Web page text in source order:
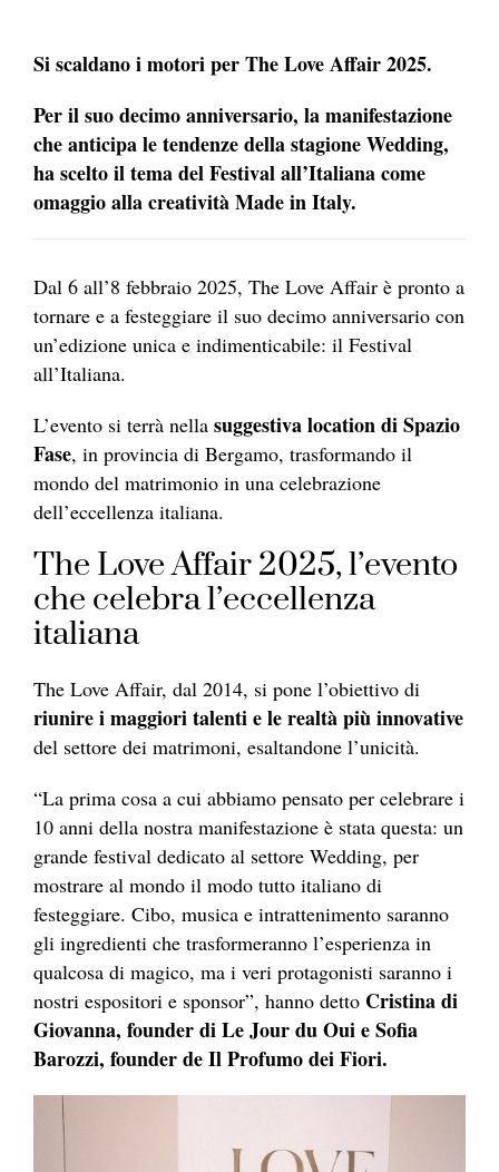
Si scaldano i motori per The Love Affair 2025.
Per il suo decimo anniversario, la manifestazione
che anticipa le tendenze della stagione Wedding,
ha scelto il tema del Festival all’Italiana come
omaggio alla creatività Made in Italy.
Dal 6 all’8 febbraio 2025, The Love Affair è pronto a
tornare e a festeggiare il suo decimo anniversario con
un’edizione unica e indimenticabile: il Festival
all’Italiana.
L’evento si terrà nella suggestiva location di Spazio
Fase, in provincia di Bergamo, trasformando il
mondo del matrimonio in una celebrazione
dell’eccellenza italiana.
The Love Affair 2025, l’evento
che celebra l’eccellenza
italiana
The Love Affair, dal 2014, si pone l’obiettivo di
riunire i maggiori talenti e le realtà più innovative
del settore dei matrimoni, esaltandone l’unicità.
“La prima cosa a cui abbiamo pensato per celebrare i
10 anni della nostra manifestazione è stata questa: un
grande festival dedicato al settore Wedding, per
mostrare al mondo il modo tutto italiano di
festeggiare. Cibo, musica e intrattenimento saranno
gli ingredienti che trasformeranno l’esperienza in
qualcosa di magico, ma i veri protagonisti saranno i
nostri espositori e sponsor”, hanno detto Cristina di
Giovanna, founder di Le Jour du Oui e Sofia
Barozzi, founder de Il Profumo dei Fiori.